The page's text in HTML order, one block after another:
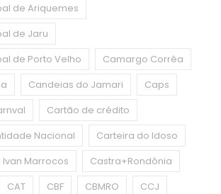
de Ariquemes
de Jaru
de Porto Velho
Camargo Corrêa
Candeias do Jamari
Caps
Cartão de crédito
Nacional
Carteira do Idoso
Marrocos
Castra+Rondônia
CAT CBF CBMRO
CCJ